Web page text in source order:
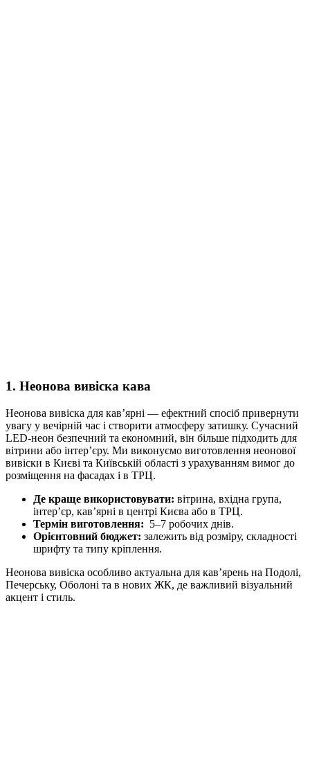
1. Неонова вивіска кава
Неонова вивіска для кав’ярні — ефектний спосіб привернути
увагу у вечірній час і створити атмосферу затишку. Сучасний
LED-неон безпечний та економний, він більше підходить для
вітрини або інтер’єру. Ми виконуємо виготовлення неонової
вивіски в Києві та Київській області з урахуванням вимог до
розміщення на фасадах і в ТРЦ.
Де краще використовувати: вітрина, вхідна група,
інтер’єр, кав’ярні в центрі Києва або в ТРЦ.
Термін виготовлення: 5–7 робочих днів.
Орієнтовний бюджет: залежить від розміру, складності
шрифту та типу кріплення.
Неонова вивіска особливо актуальна для кав’ярень на Подолі,
Печерську, Оболоні та в нових ЖК, де важливий візуальний
акцент і стиль.